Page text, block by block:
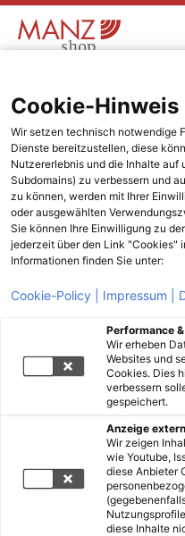
Cookie-Hinweis
Wir setzen technisch notwendige
Dienste bereitzustellen, diese
Nutzererlebnis und die Inhalte auf
Subdomains) zu verbessern und
zu können, werden mit Ihrer
oder ausgewählten
Sie können Ihre Einwilligung zu
jederzeit über den Link "Cookies"
Informationen finden Sie unter:
Cookie-Policy | Impressum |
Performance
Wir erheben
Websites und
Cookies. Dies
verbessern
gespeichert.
Anzeige
Wir zeigen
wie Youtube,
diese Anbieter
diese Inhalte